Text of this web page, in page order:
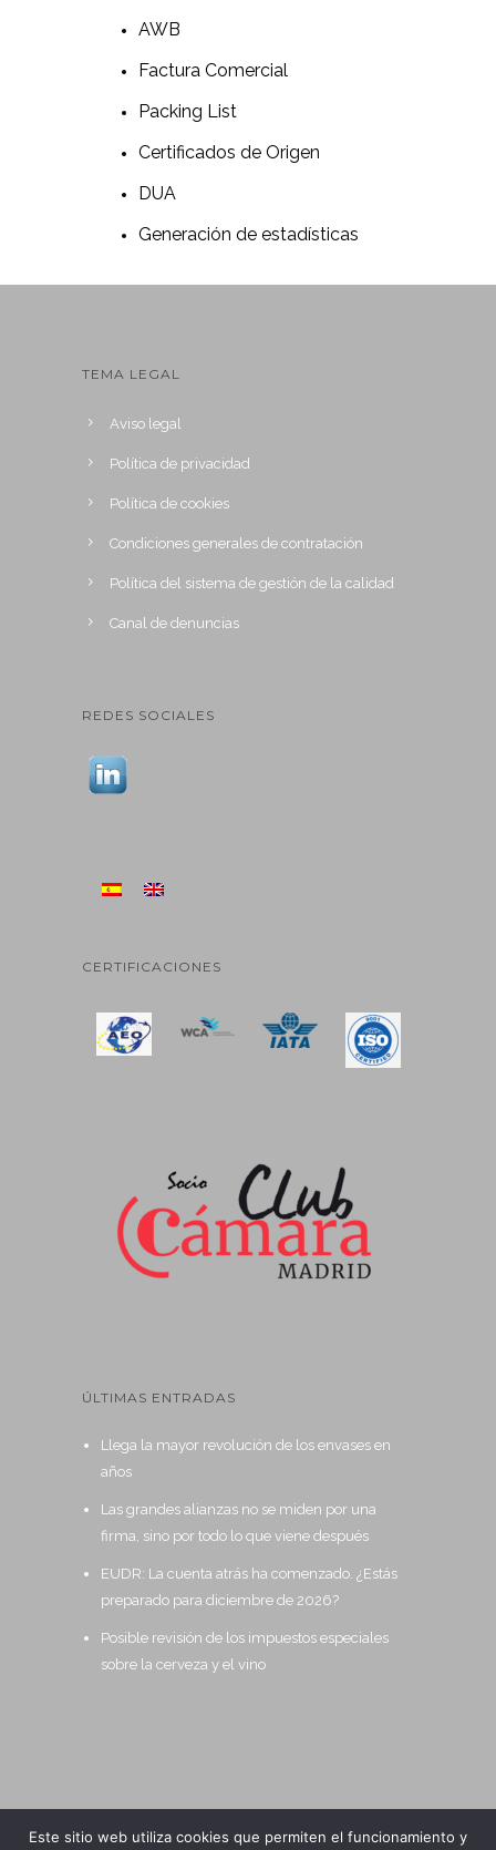
AWB
Factura Comercial
Packing List
Certificados de Origen
DUA
Generación de estadísticas
TEMA LEGAL
Aviso legal
Política de privacidad
Política de cookies
Condiciones generales de contratación
Política del sistema de gestión de la calidad
Canal de denuncias
REDES SOCIALES
CERTIFICACIONES
ÚLTIMAS ENTRADAS
Llega la mayor revolución de los envases en
años
Las grandes alianzas no se miden por una
firma, sino por todo lo que viene después
EUDR: La cuenta atrás ha comenzado. ¿Estás
preparado para diciembre de 2026?
Posible revisión de los impuestos especiales
sobre la cerveza y el vino
Este sitio web utiliza cookies que permiten el funcionamiento y